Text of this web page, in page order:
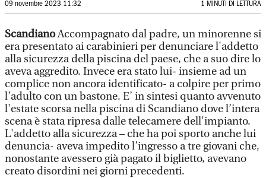
09 novembre 2023 11:32 1 MINUTI DI LETTURA
ScandianoAccompagnato dal padre, un minorenne si
era presentato ai carabinieri per denunciare l'addetto
alla sicurezza della piscina del paese, che a suo dire lo
aveva aggredito. Invece era stato lui- insieme ad un
complice non ancora identificato- a colpire per primo
l’adulto con un bastone. E’ in sintesi quanto avvenuto
l'estate scorsa nella piscina di Scandiano dove l’intera
scena è stata ripresa dalle telecamere dell'impianto.
L'addetto alla sicurezza – che ha poi sporto anche lui
denuncia- aveva impedito l’ingresso a tre giovani che,
nonostante avessero già pagato il biglietto, avevano
creato disordini nei giorni precedenti.